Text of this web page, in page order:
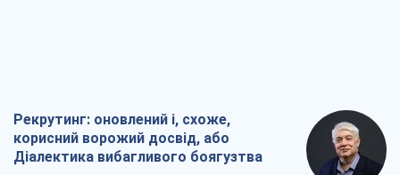
Рекрутинг: оновлений і, схоже,
корисний ворожий досвід, або
Діалектика вибагливого боягузтва